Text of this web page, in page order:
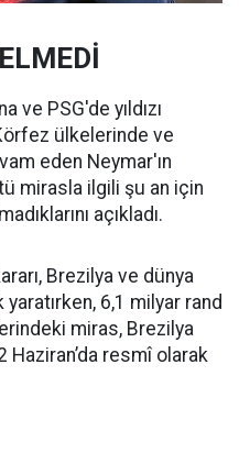
ve PSG'de yıldızı
ülkelerinde ve
eden Neymar'ın
mirasla ilgili şu an için
açıkladı.
Brezilya ve dünya
6,1 milyar rand
miras, Brezilya
Haziran’da resmî olarak